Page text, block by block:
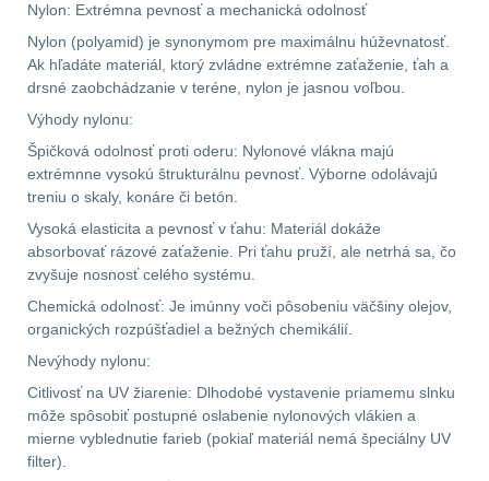
.40 .4111
.44 .4512
.357 .38 (9mm)
19119
AR106
Náradie a nástroje k
zbraniam33
AR1519
AK479
.22
Nylon: Extrémna pevnosť a mechanická odolnosť
Nylon (polyamid) je synonymom pre maximálnu húževnatosť.
Ak hľadáte materiál, ktorý zvládne extrémne zaťaženie, ťah a
drsné zaobchádzanie v teréne, nylon je jasnou voľbou.
Výhody nylonu:
Špičková odolnosť proti oderu: Nylonové vlákna majú
extrémnne vysokú štrukturálnu pevnosť. Výborne odolávajú
treniu o skaly, konáre či betón.
Vysoká elasticita a pevnosť v ťahu: Materiál dokáže
absorbovať rázové zaťaženie. Pri ťahu pruží, ale netrhá sa, čo
zvyšuje nosnosť celého systému.
Chemická odolnosť: Je imúnny voči pôsobeniu väčšiny olejov,
organických rozpúšťadiel a bežných chemikálií.
Nevýhody nylonu:
Citlivosť na UV žiarenie: Dlhodobé vystavenie priamemu slnku
môže spôsobiť postupné oslabenie nylonových vlákien a
mierne vyblednutie farieb (pokiaľ materiál nemá špeciálny UV
filter).